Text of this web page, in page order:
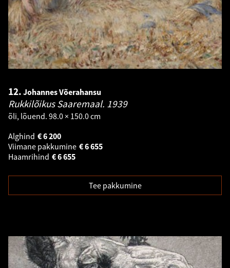
12. Johannes Võerahansu
Rukkilõikus Saaremaal. 1939
õli, lõuend. 98.0 × 150.0 cm
Alghind
6 200
€
Viimane pakkumine
6 655
€
Haamrihind
6 655
€
Tee pakkumine